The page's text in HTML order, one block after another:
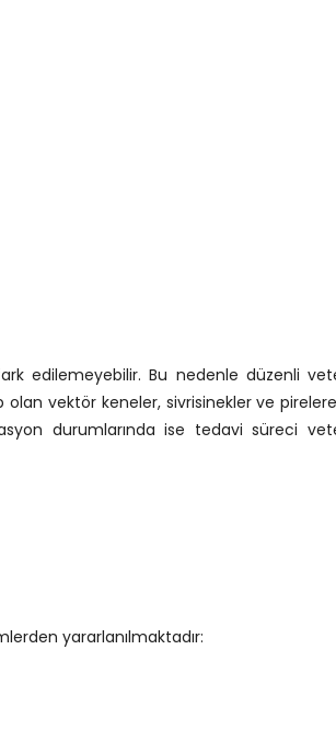
edilemeyebilir. Bu nedenle düzenli
vektör keneler, sivrisinekler ve pirelere
durumlarında ise tedavi süreci
yararlanılmaktadır: